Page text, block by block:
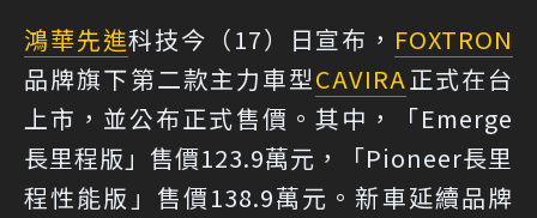
鴻華先進科技今（17）日宣布， FOXTRON
品牌旗下第二款主力車型CAVIRA正式在台
上市，並公布正式售價。其中，「Emerge
長里程版」售價123.9萬元，「Pioneer長里
程性能版」售價138.9萬元。新車延續品牌